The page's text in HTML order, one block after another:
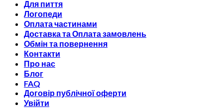
Для пиття
Логопеди
Оплата частинами
Доставка та Оплата замовлень
Обмін та повернення
Контакти
Про нас
Блог
FAQ
Договір публічної оферти
Увійти